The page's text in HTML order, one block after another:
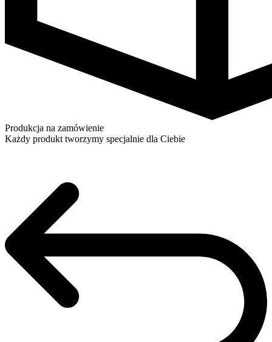
Produkcja na zamówienie
Każdy produkt tworzymy specjalnie dla Ciebie